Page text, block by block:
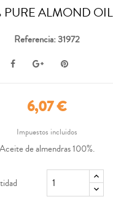
PURE ALMOND
Referencia: 31972
6,07 €
Impuestos incluidos
Aceite de almendras 100%.